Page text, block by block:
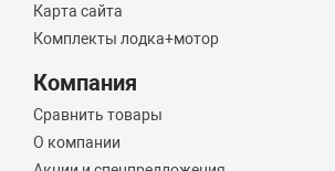
Карта сайта
Комплекты лодка+мотор
Компания
Сравнить товары
О компании